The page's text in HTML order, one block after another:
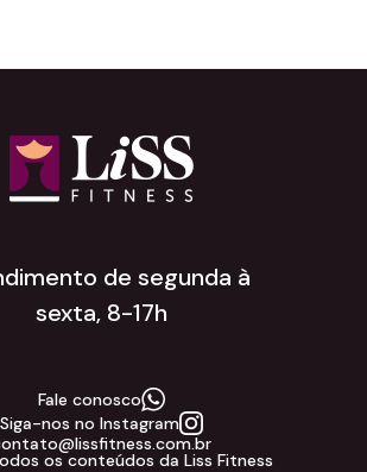
de segunda à
sexta, 8-17h
Fale conosco
Siga-nos no Instagram
os conteúdos da Liss Fitness